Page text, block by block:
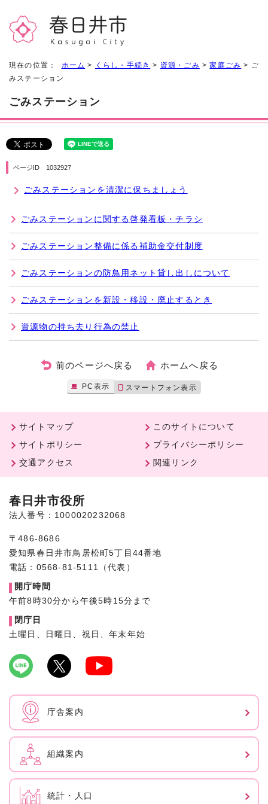
現在の位置： ホーム > くらし・手続き > 資源・ごみ >家庭ごみ > ご
みステーション
ごみステーション
ページID 1032927
ごみステーションを清潔に保ちましょう
ごみステーションに関する啓発看板・チラシ
ごみステーション整備に係る補助金交付制度
ごみステーションの防鳥用ネット貸し出しについて
ごみステーションを新設・移設・廃止するとき
資源物の持ち去り行為の禁止
前のページへ戻る ホームへ戻る
PC表示 スマートフォン表示
サイトマップ
このサイトについて
サイトポリシー
プライバシーポリシー
交通アクセス
関連リンク
春日井市役所
法人番号：1000020232068
〒486-8686
愛知県春日井市鳥居松町5丁目44番地
電話：0568-81-5111（代表）
開庁時間
午前8時30分から午後5時15分まで
閉庁日
土曜日、日曜日、祝日、年末年始
庁舎案内
組織案内
統計・人口